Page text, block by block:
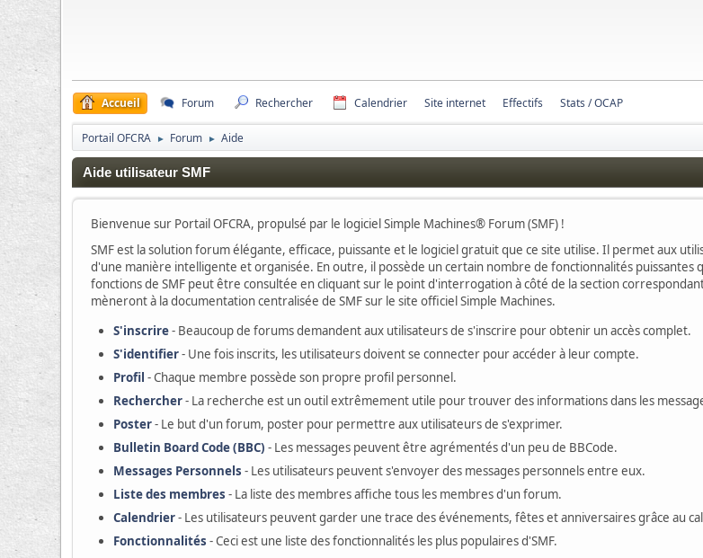
Accueil Forum Rechercher Calendrier Site internet Effectifs Stats / OCAP
Portail OFCRA ► Forum ► Aide
Aide utilisateur SMF
Bienvenue sur Portail OFCRA, propulsé par le logiciel Simple Machines® Forum (SMF) !
SMF est la solution forum élégante, efficace, puissante et le logiciel gratuit que ce site utilise. Il permet aux
d'une manière intelligente et organisée. En outre, il possède un certain nombre de fonctionnalités
fonctions de SMF peut être consultée en cliquant sur le point d'interrogation à côté de la section
mèneront à la documentation centralisée de SMF sur le site officiel Simple Machines.
S'inscrire- Beaucoup de forums demandent aux utilisateurs de s'inscrire pour obtenir un accès complet.
S'identifier- Une fois inscrits, les utilisateurs doivent se connecter pour accéder à leur compte.
Profil - Chaque membre possède son propre profil personnel.
Rechercher- La recherche est un outil extrêmement utile pour trouver des informations dans les
Poster- Le but d'un forum, poster pour permettre aux utilisateurs de s'exprimer.
Bulletin Board Code (BBC) - Les messages peuvent être agrémentés d'un peu de BBCode.
Messages Personnels - Les utilisateurs peuvent s'envoyer des messages personnels entre eux.
Liste des membres - La liste des membres affiche tous les membres d'un forum.
Calendrier- Les utilisateurs peuvent garder une trace des événements, fêtes et anniversaires grâce au
Fonctionnalités - Ceci est une liste des fonctionnalités les plus populaires d'SMF.